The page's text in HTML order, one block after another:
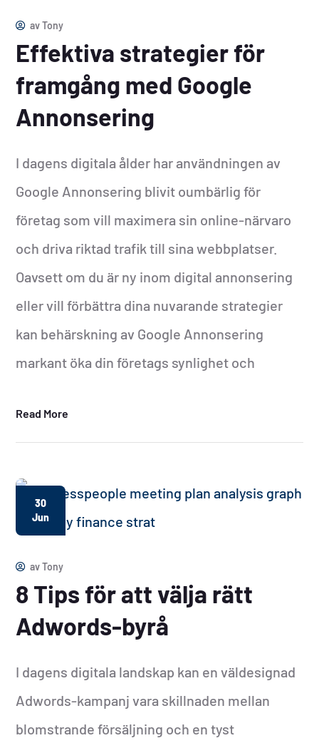
avTony
Effektiva strategier för
framgång med Google
Annonsering
I dagens digitala ålder har användningen av
Google Annonsering blivit oumbärlig för
företag som vill maximera sin online-närvaro
och driva riktad trafik till sina webbplatser.
Oavsett om du är ny inom digital annonsering
eller vill förbättra dina nuvarande strategier
kan behärskning av Google Annonsering
markant öka din företags synlighet och
Read More
30
Jun
avTony
8 Tips för att välja rätt
Adwords-byrå
I dagens digitala landskap kan en väldesignad
Adwords-kampanj vara skillnaden mellan
blomstrande försäljning och en tyst